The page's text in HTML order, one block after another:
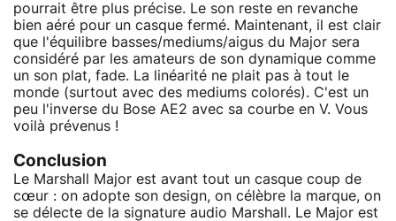
pourrait être plus précise. Le son reste en revanche
bien aéré pour un casque fermé. Maintenant, il est clair
que l'équilibre basses/mediums/aigus du Major sera
considéré par les amateurs de son dynamique comme
un son plat, fade. La linéarité ne plait pas à tout le
monde (surtout avec des mediums colorés). C'est un
peu l'inverse du Bose AE2 avec sa courbe en V. Vous
voilà prévenus !
Conclusion
Le Marshall Major est avant tout un casque coup de
cœur : on adopte son design, on célèbre la marque, on
se délecte de la signature audio Marshall. Le Major est